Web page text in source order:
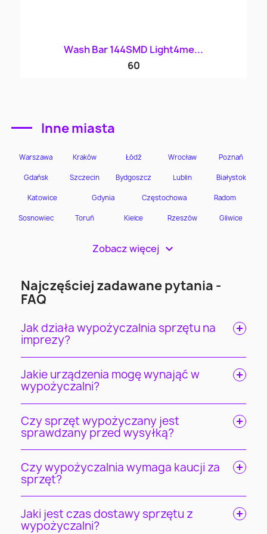
Wash Bar 144SMD Light4me...
60
Inne miasta
Zobacz więcej >
Najczęściej zadawane pytania -
FAQ
Jak działa wypożyczalnia sprzętu na
imprezy?
Jakie urządzenia mogę wynająć w
wypożyczalni?
Czy sprzęt wypożyczany jest
sprawdzany przed wysyłką?
Czy wypożyczalnia wymaga kaucji za
sprzęt?
Jaki jest czas dostawy sprzętu z
wypożyczalni?